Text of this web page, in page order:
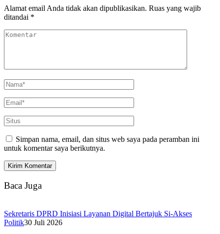
Alamat email Anda tidak akan dipublikasikan. Ruas yang wajib
ditandai *
Simpan nama, email, dan situs web saya pada peramban ini
untuk komentar saya berikutnya.
Baca Juga
Sekretaris DPRD Inisiasi Layanan Digital Bertajuk Si-Akses
Politik30 Juli 2026